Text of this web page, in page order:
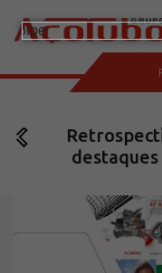
ESPAÇO DO CLIENTE
Tubos de aço
Barras de Aço
Conexões e flanges